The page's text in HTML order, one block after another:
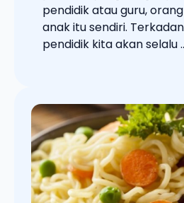
pendidik atau guru,
anak itu sendiri.
pendidik kita akan selalu